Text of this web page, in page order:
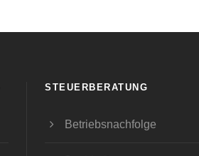
STEUERBERATUNG
Betriebsnachfolge